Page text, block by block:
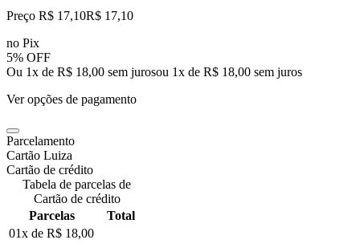
Preço R$ 17,10R$ 17,10
no Pix
5% OFF
Ou 1x de R$ 18,00 sem jurosou 1x de R$ 18,00 sem juros
Ver opções de pagamento
Parcelamento
Cartão Luiza
Cartão de crédito
Tabela de parcelas de
Cartão de crédito
Parcelas
Total
01x de R$ 18,00